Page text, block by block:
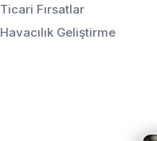
Ticari Fırsatlar
Havacılık Geliştirme